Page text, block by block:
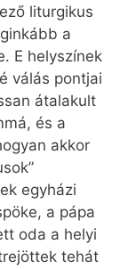
liturgikus
a
E helyszínek
válás pontjai
átalakult
és a
akkor
egyházi
a pápa
oda a helyi
tehát